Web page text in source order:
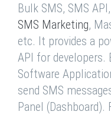
Bulk SMS, SMS
SMS Marketing,
etc. It provides a
API for developers.
Software
send SMS
Panel (Dashboard).